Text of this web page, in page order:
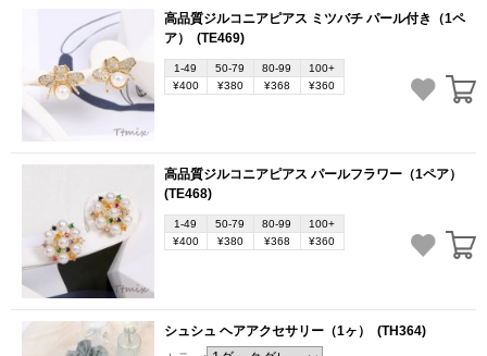
高品質ジルコニアピアス ミツバチ パール付き（1ペ
ア）
(TE469)
1-49 50-79 80-99
100+
¥400
¥380 ¥368 ¥360
高品質ジルコニアピアス パールフラワー（1ペア）
(TE468)
1-49 50-79 80-99
100+
¥400
¥380 ¥368 ¥360
シュシュ ヘアアクセサリー（1ヶ）
(TH364)